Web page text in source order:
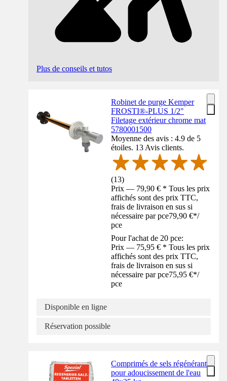
Plus de conseils et tutos
Robinet de purge Kemper
FROSTI®-PLUS 1/2"
Filetage extérieur chrome mat
5780001500
Moyenne des avis : 4.9 de 5
étoiles. 13 Avis clients.
(13)
Prix — 79,90 € * Tous les prix
affichés sont des prix TTC,
frais de livraison en sus si
nécessaire par pce79,90 €*/
pce
Pour l'achat de 20 pce:
Prix — 75,95 € * Tous les prix
affichés sont des prix TTC,
frais de livraison en sus si
nécessaire par pce75,95 €*/
pce
Disponible en ligne
Réservation possible
Comprimés de sels régénérants
pour adoucissement de l'eau